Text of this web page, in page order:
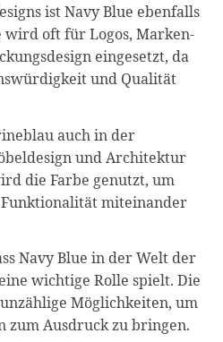
ist Navy Blue ebenfalls
wird oft für Logos, Marken-
eingesetzt, da
und Qualität
auch in der
und Architektur
die Farbe genutzt, um
miteinander
Navy Blue in der Welt der
wichtige Rolle spielt. Die
Möglichkeiten, um
zum Ausdruck zu bringen.